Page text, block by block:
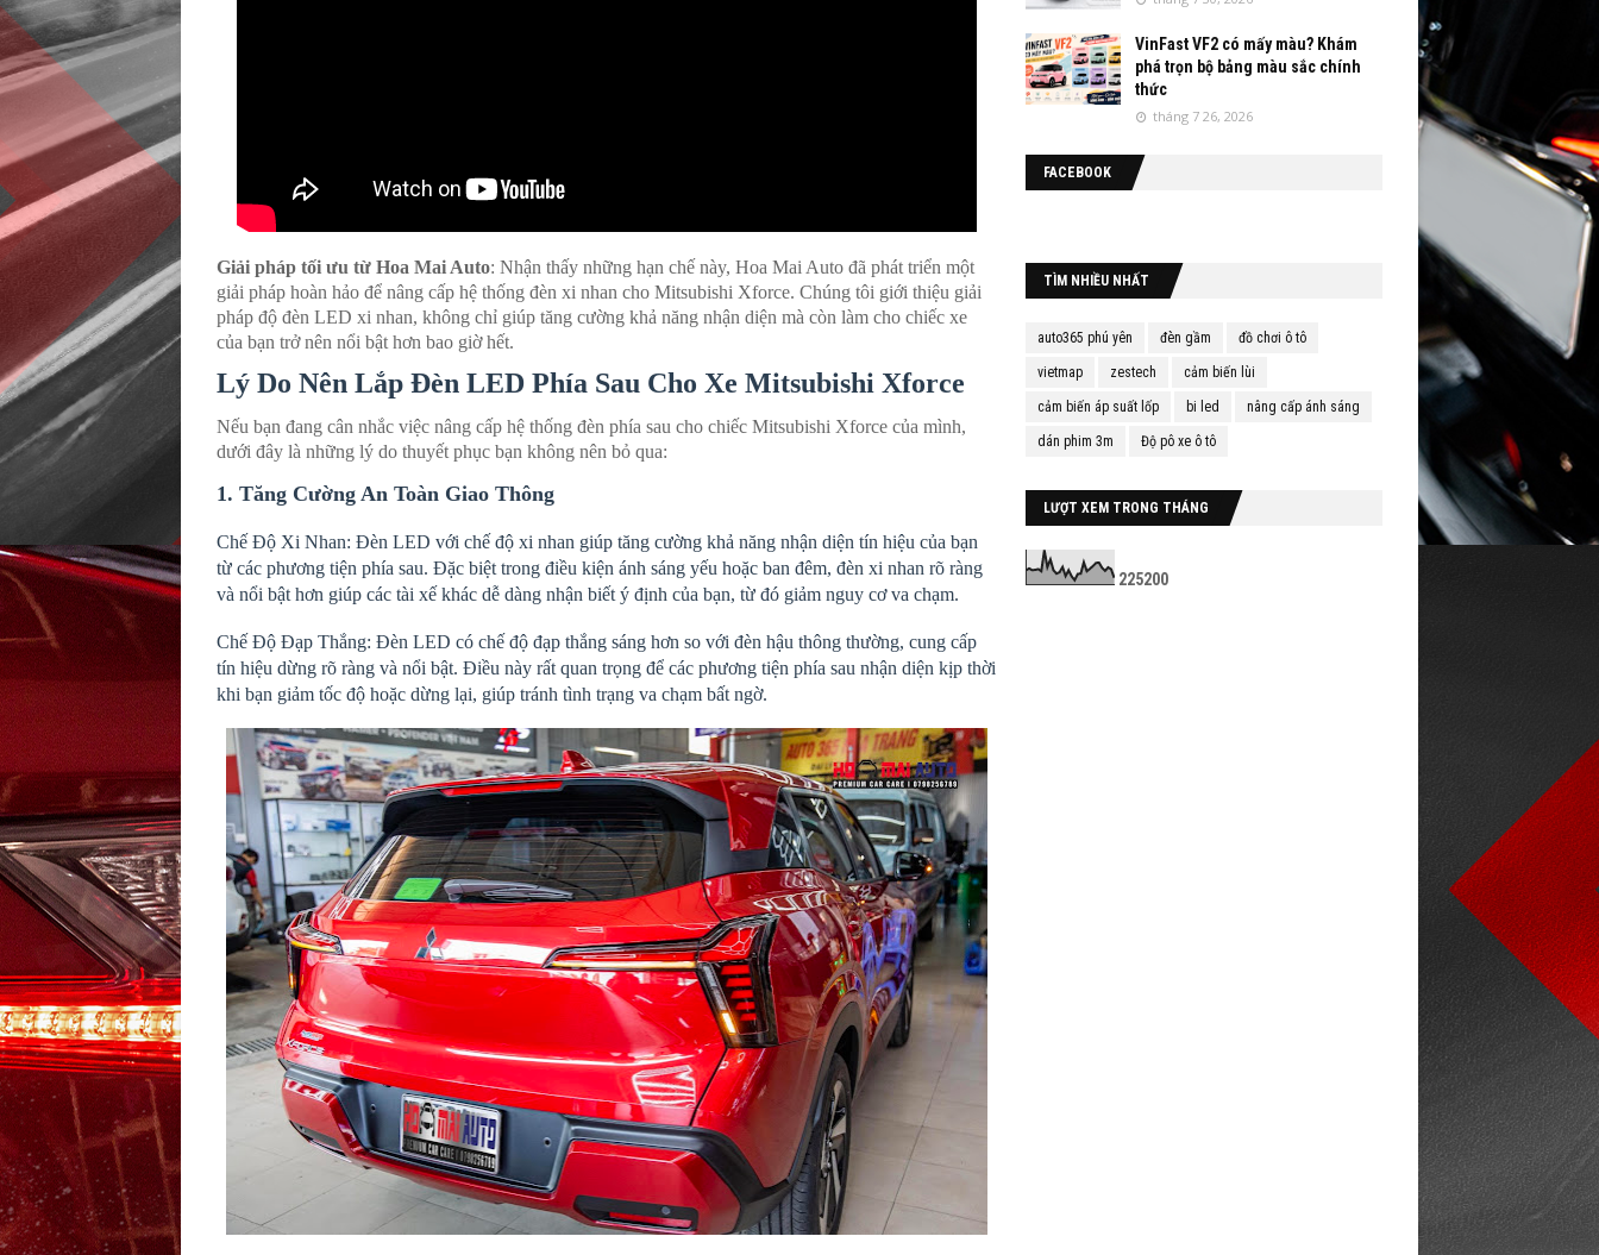
Giải pháp tối ưu từ Hoa Mai Auto: Nhận thấy những hạn chế này, Hoa Mai Auto đã phát triển một
giải pháp hoàn hảo để nâng cấp hệ thống đèn xi nhan cho Mitsubishi Xforce. Chúng tôi giới thiệu giải
pháp độ đèn LED xi nhan, không chỉ giúp tăng cường khả năng nhận diện mà còn làm cho chiếc xe
của bạn trở nên nổi bật hơn bao giờ hết.
Lý Do Nên Lắp Đèn LED Phía Sau Cho Xe Mitsubishi Xforce
Nếu bạn đang cân nhắc việc nâng cấp hệ thống đèn phía sau cho chiếc Mitsubishi Xforce của mình,
dưới đây là những lý do thuyết phục bạn không nên bỏ qua:
1. Tăng Cường An Toàn Giao Thông
Chế Độ Xi Nhan: Đèn LED với chế độ xi nhan giúp tăng cường khả năng nhận diện tín hiệu của bạn
từ các phương tiện phía sau. Đặc biệt trong điều kiện ánh sáng yếu hoặc ban đêm, đèn xi nhan rõ ràng
và nổi bật hơn giúp các tài xế khác dễ dàng nhận biết ý định của bạn, từ đó giảm nguy cơ va chạm.
Chế Độ Đạp Thắng: Đèn LED có chế độ đạp thắng sáng hơn so với đèn hậu thông thường, cung cấp
tín hiệu dừng rõ ràng và nổi bật. Điều này rất quan trọng để các phương tiện phía sau nhận diện kịp thời
khi bạn giảm tốc độ hoặc dừng lại, giúp tránh tình trạng va chạm bất ngờ.
VinFast VF2 có mấy màu? Khám
phá trọn bộ bảng màu sắc chính
thức
tháng 7 26, 2026
FACEBOOK
TÌM NHIỀU NHẤT
auto365 phú yên đèn gầm đồ chơi ô tô
vietmap zestech cảm biến lùi
cảm biến áp suất lốp bi led nâng cấp ánh sáng
dán phim 3m Độ pô xe ô tô
LƯỢT XEM TRONG THÁNG
225200